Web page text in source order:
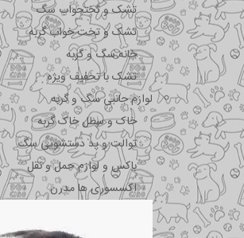
تشک و تختحواب سگ
تشک و تخت خواب گربه
خانه سگ و گربه
تشک با تخفیف ویژه
لوازم جانبی سگ و گربه
خاک و سطل خاک گربه
توالت و پد دستشویی سگ
باکس و لوازم حمل و نقل
اکسسوری ها مدرن